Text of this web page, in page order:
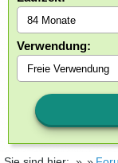
Verwendung: